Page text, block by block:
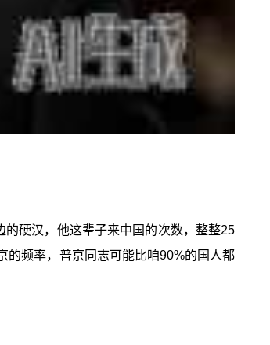
硬汉，他这辈子来中国的次数，整整25
的频率，普京同志可能比咱90%的国人都